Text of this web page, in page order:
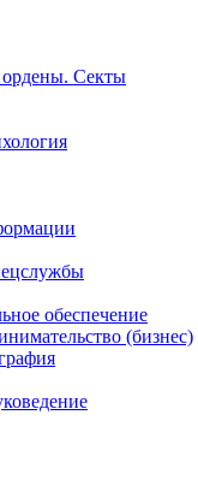
Секты
обеспечение
(бизнес)